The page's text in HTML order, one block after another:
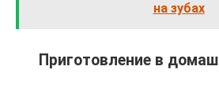
на зубах
Приготовление в